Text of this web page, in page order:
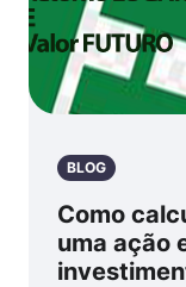
BLOG
Como
uma ação